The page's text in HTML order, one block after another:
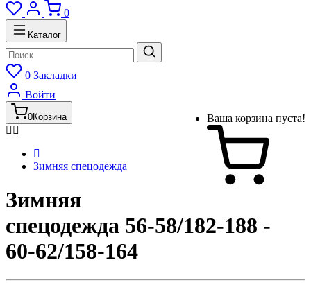
0
Каталог
0 Закладки
Войти
0Корзина Ваша корзина пуста!
Зимняя спецодежда
Зимняя
спецодежда 56-58/182-188 -
60-62/158-164